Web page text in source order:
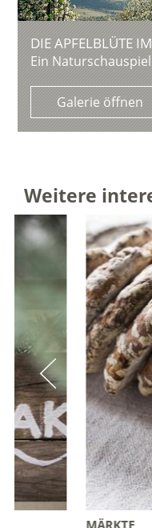
DIE APFELBLÜTE
Ein
Galerie öffnen
Weitere